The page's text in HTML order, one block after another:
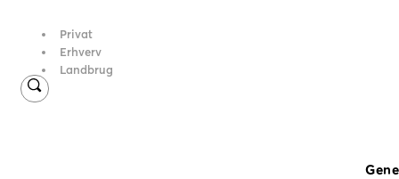
Privat
Erhverv
Landbrug